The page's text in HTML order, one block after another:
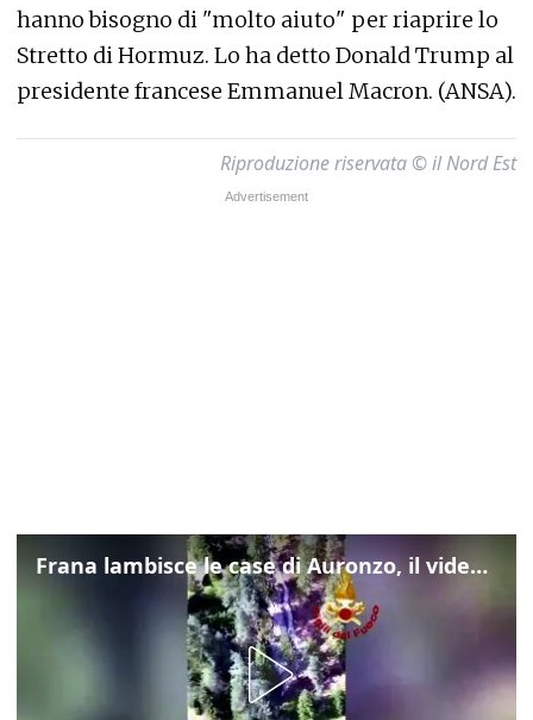
hanno bisogno di "molto aiuto" per riaprire lo
Stretto di Hormuz. Lo ha detto Donald Trump al
presidente francese Emmanuel Macron. (ANSA).
Riproduzione riservata © il Nord Est
Frana lambisce le case di Auronzo, il video dall'elicottero dei vigili del fuoco